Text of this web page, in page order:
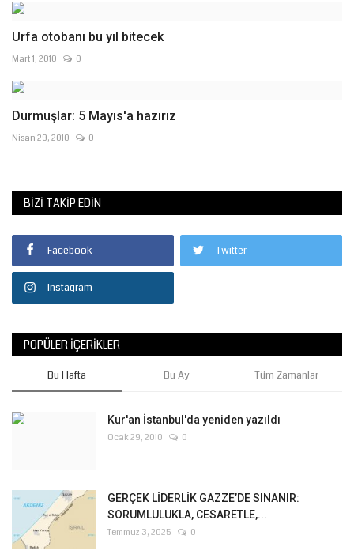
Urfa otobanı bu yıl bitecek
Mart 1, 2010 0
Durmuşlar: 5 Mayıs'a hazırız
Nisan 29, 2010 0
BIZI TAKIP EDIN
Facebook Twitter
Instagram
POPÜLER İÇERIKLER
Bu Hafta Bu Ay Tüm Zamanlar
Kur'an İstanbul'da yeniden yazıldı
Ocak 29, 2010 0
GERÇEK LİDERLİK GAZZE’DE SINANIR:
SORUMLULUKLA, CESARETLE,...
Temmuz 3, 2025 0